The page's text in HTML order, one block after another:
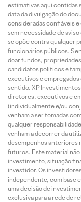
estimativas aqui contidas
data da divulgação do
consideradas confiáveis
sem necessidade de
se opõe contra qualquer
funcionários públicos.
doar fundos,
candidatos políticos e
executivos e
sentido. XP
diretores, executivos e
(individualmente e/ou
venham a ser tomadas
qualquer
venham a decorrer da
desempenhos anteriores
futuros. Este material
investimento, situação
investidor. Os
independente, com base
uma decisão de
exclusiva para a rede de